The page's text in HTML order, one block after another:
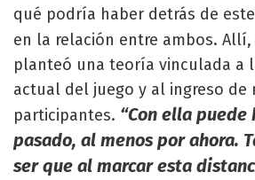
qué podría haber detrás de
en la relación entre ambos. Allí,
planteó una teoría vinculada a
actual del juego y al ingreso de
participantes. “Con ella
pasado, al menos por ahora.
ser que al marcar esta